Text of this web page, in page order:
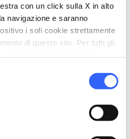
con un click sulla X in alto
navigazione e saranno
i soli cookie strettamente
di questo sito. Per tutti gli
chevron_right
chevron_right
chevron_right